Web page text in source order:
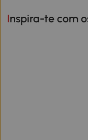
Inspira-te com